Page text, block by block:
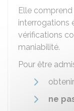
Elle comprend
interrogations
vérifications
maniabilité.
Pour être
obtenir
ne